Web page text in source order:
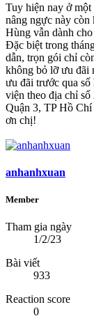
Tuy hiện nay ở một
nâng ngực này
Hùng vẫn dành
Đặc biệt trong
dẫn, trọn gói chỉ
không bỏ lỡ ưu đãi
ưu đãi trước qua
viện theo địa chỉ
Quận 3, TP Hồ
ơn chị!
anhanhxuan
Member
Tham gia ngày
1/2/23
Bài viết
933
Reaction score
0